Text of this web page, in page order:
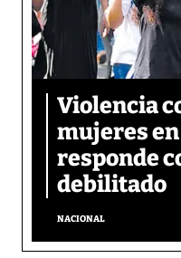
Violencia
mujeres en
responde
debilitado
NACIONAL